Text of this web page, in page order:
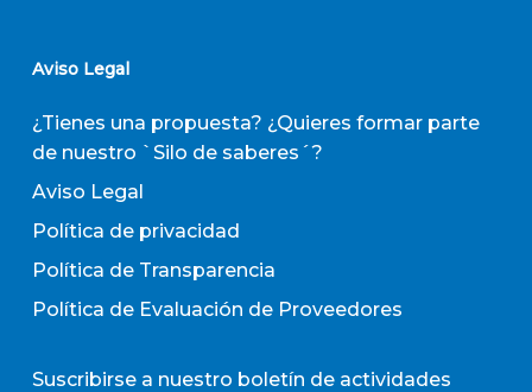
Aviso Legal
¿Tienes una propuesta? ¿Quieres formar parte
de nuestro `Silo de saberes´?
Aviso Legal
Política de privacidad
Política de Transparencia
Política de Evaluación de Proveedores
Suscribirse a nuestro boletín de actividades